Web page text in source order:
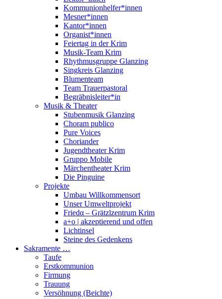
Kommunionhelfer*innen
Mesner*innen
Kantor*innen
Organist*innen
Feiertag in der Krim
Musik-Team Krim
Rhythmusgruppe Glanzing
Singkreis Glanzing
Blumenteam
Team Trauerpastoral
Begräbnisleiter*in
Musik & Theater
Stubenmusik Glanzing
Choram publico
Pure Voices
Choriander
Jugendtheater Krim
Gruppo Mobile
Märchentheater Krim
Die Pinguine
Projekte
Umbau Willkommensort
Unser Umweltprojekt
Friedα – Grätzlzentrum Krim
a+o | akzeptierend und offen
Lichtinsel
Steine des Gedenkens
Sakramente …
Taufe
Erstkommunion
Firmung
Trauung
Versöhnung (Beichte)